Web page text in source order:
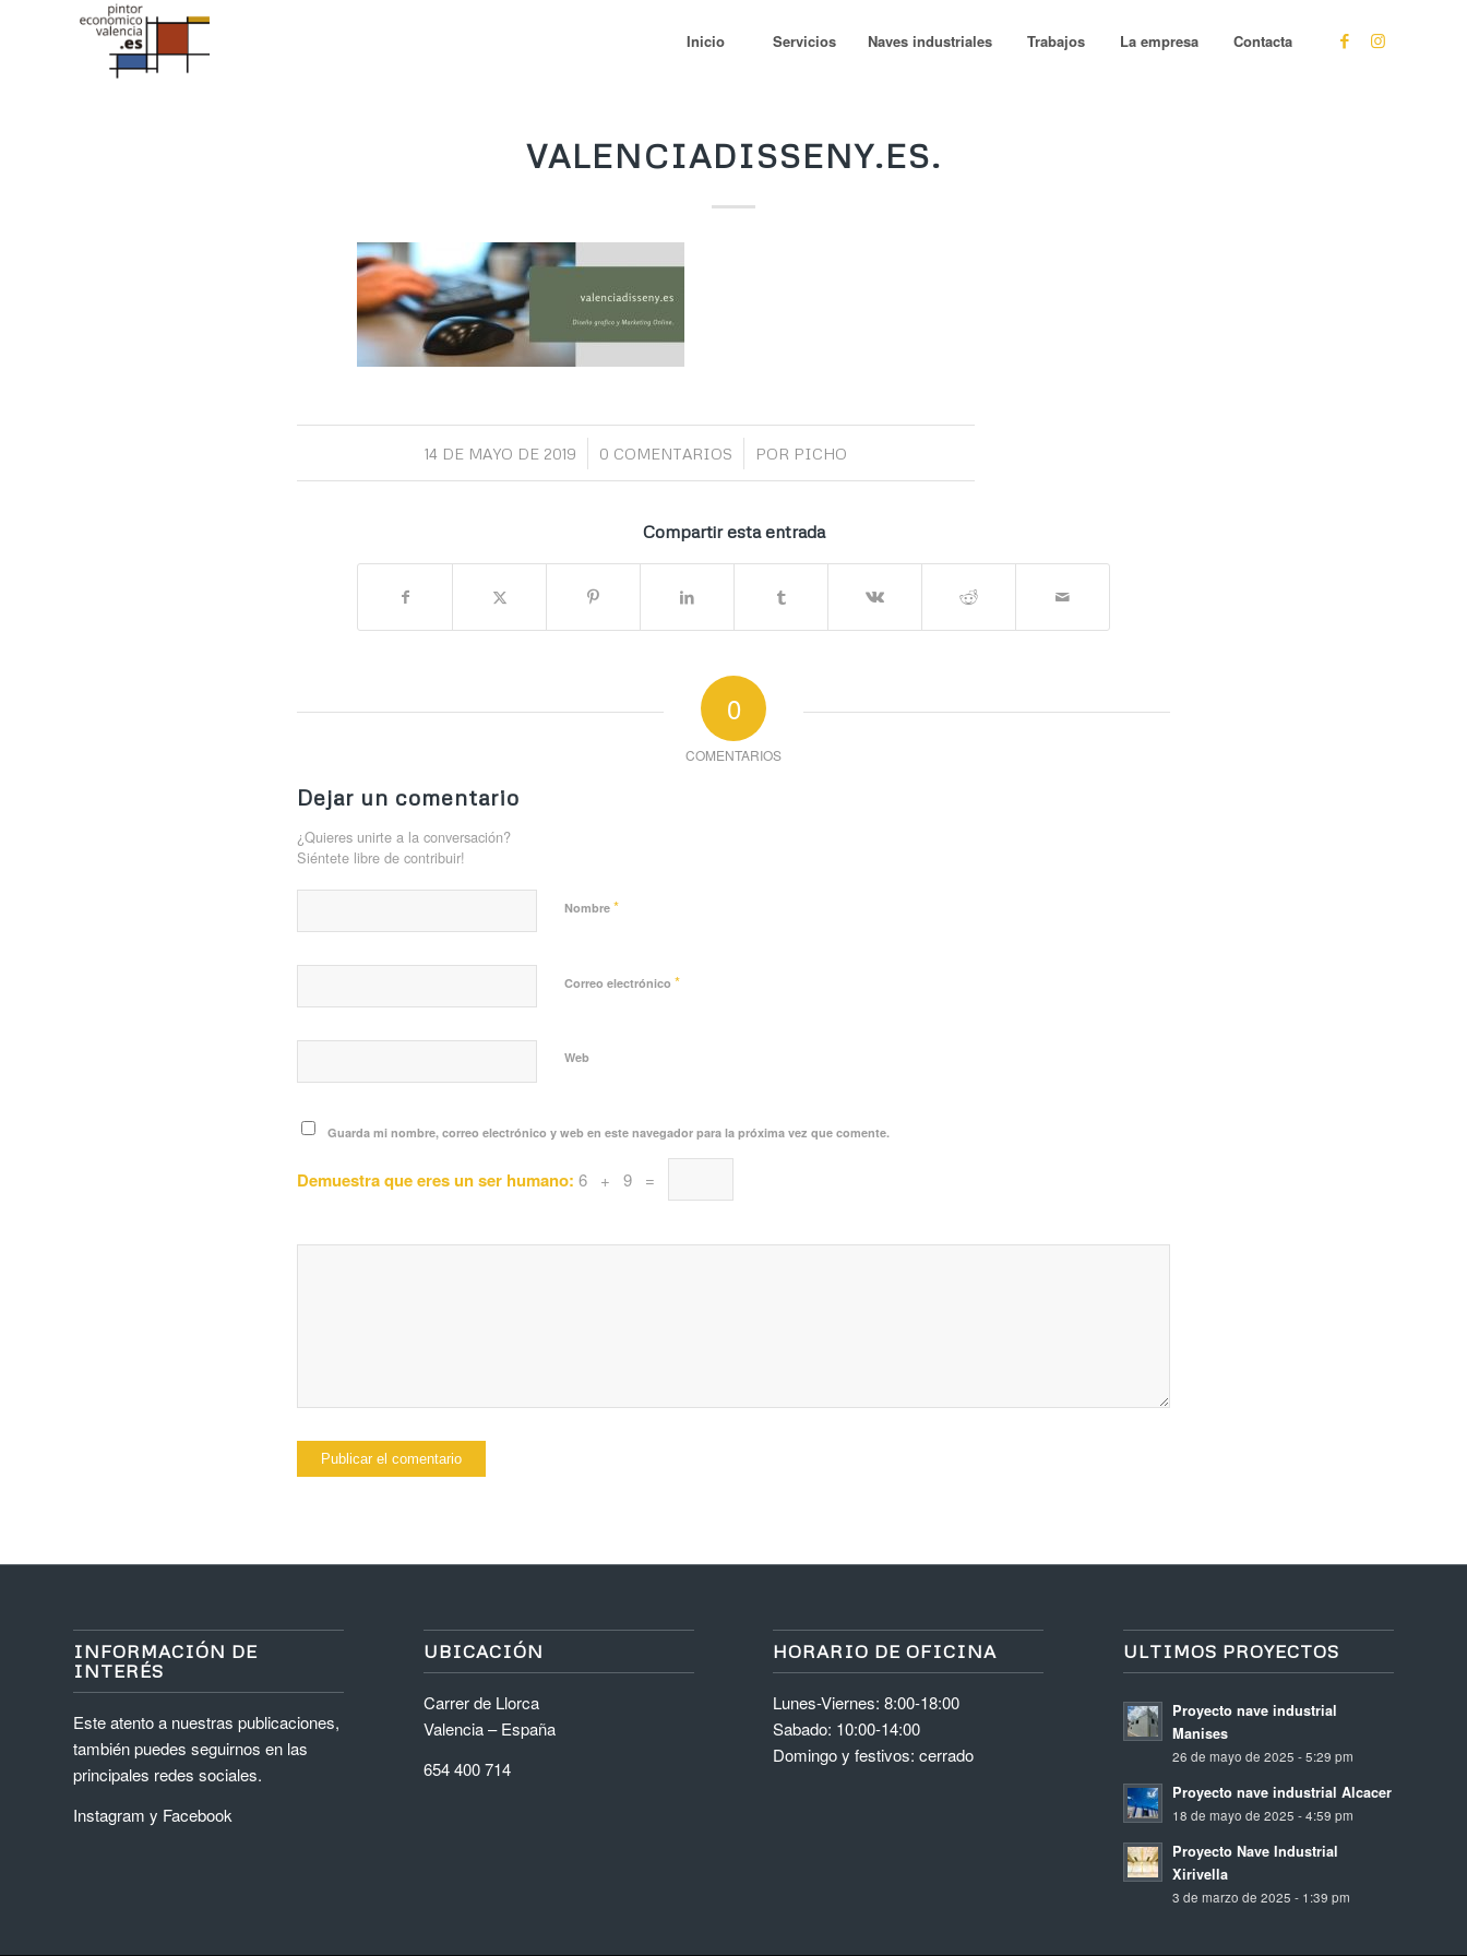
Inicio Servicios Naves industriales Trabajos La empresa Contacta
VALENCIADISSENY.ES.
14 DE MAYO DE 2019
/ 0 COMENTARIOS
/ POR PICHO
Compartir esta entrada
0
COMENTARIOS
Dejar un comentario
¿Quieres unirte a la conversación?
Siéntete libre de contribuir!
Nombre *
Correo electrónico *
Web
Guarda mi nombre, correo electrónico y web en este navegador para la próxima vez que comente.
Demuestra que eres un ser humano: 6 + 9 =
INFORMACIÓN DE
INTERÉS
Este atento a nuestras publicaciones,
también puedes seguirnos en las
principales redes sociales.
Instagram y Facebook
UBICACIÓN
Carrer de Llorca
Valencia – España
654 400 714
HORARIO DE OFICINA
Lunes-Viernes: 8:00-18:00
Sabado: 10:00-14:00
Domingo y festivos: cerrado
ULTIMOS PROYECTOS
Proyecto nave industrial
Manises
26 de mayo de 2025 - 5:29 pm
Proyecto nave industrial Alcacer
18 de mayo de 2025 - 4:59 pm
Proyecto Nave Industrial
Xirivella
3 de marzo de 2025 - 1:39 pm